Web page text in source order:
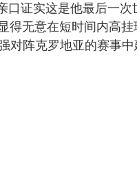
口证实这是他最后一次
得无意在短时间内高挂
对阵克罗地亚的赛事中